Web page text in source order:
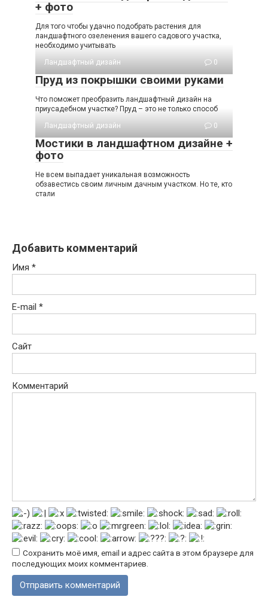
+ фото
Для того чтобы удачно подобрать растения для
ландшафтного озеленения вашего садового участка,
необходимо учитывать
Ландшафтный дизайн
0
Пруд из покрышки своими руками
Что поможет преобразить ландшафтный дизайн на
приусадебном участке? Пруд – это не только способ
Ландшафтный дизайн
0
Мостики в ландшафтном дизайне +
фото
Не всем выпадает уникальная возможность
обзавестись своим личным дачным участком. Но те, кто
стали
Добавить комментарий
Имя *
E-mail *
Сайт
Комментарий
Сохранить моё имя, email и адрес сайта в этом браузере для
последующих моих комментариев.